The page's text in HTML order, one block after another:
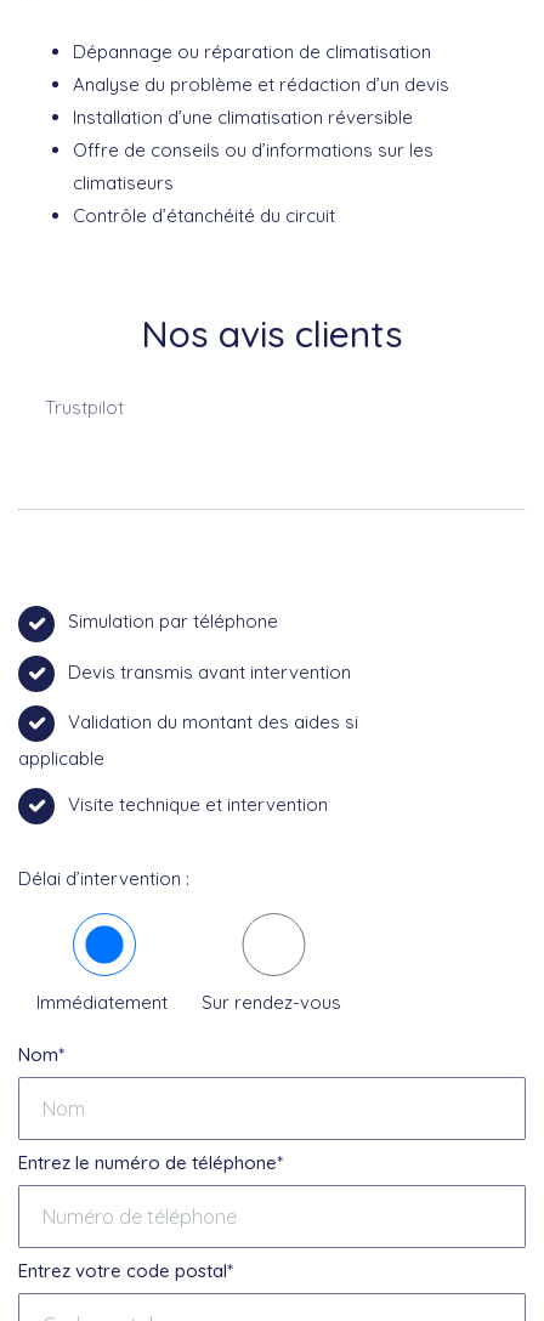
Dépannage ou réparation de climatisation
Analyse du problème et rédaction d’un devis
Installation d’une climatisation réversible
Offre de conseils ou d’informations sur les
climatiseurs
Contrôle d’étanchéité du circuit
Nos avis clients
Trustpilot
Simulation par téléphone
Devis transmis avant intervention
Validation du montant des aides si
applicable
Visite technique et intervention
Délai d’intervention :
Immédiatement Sur rendez-vous
Nom*
Entrez le numéro de téléphone*
Entrez votre code postal*